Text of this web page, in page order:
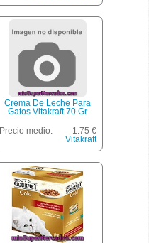
Crema De Leche Para
Gatos Vitakraft 70 Gr
Precio medio:
1.75 €
Vitakraft